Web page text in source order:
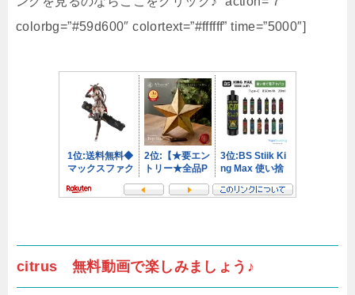
colorbg=”#59d600″ colortext=”#ffffff” time=”5000″]
citrus 無料動画で楽しみましょう♪